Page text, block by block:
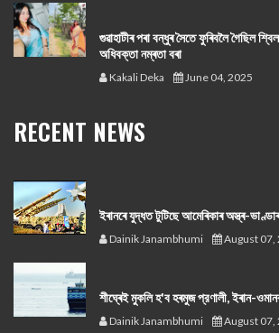
গুৱাহাটীৰ পৰা বন্ধুৰ সৈতে ফুৰিবলৈ গৈছিল
অধিবক্তা নম্ৰতা বৰা
Kakali Deka June 04, 2025
RECENT NEWS
ইৰানৰে যুদ্ধত টুটিছে আমেৰিকাৰ অস্ত্ৰ-ভাণ্ডাৰ
Dainik Janambhumi August 07,
শীঘ্ৰেই মুকলি হ'ব হৰমুজ প্রণালী, ইৰান-
Dainik Janambhumi August 07,